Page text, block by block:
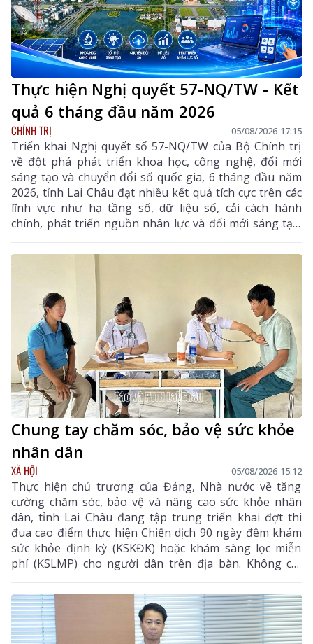
Thực hiện Nghị quyết 57-NQ/TW - Kết
quả 6 tháng đầu năm 2026
CHÍNH TRỊ 05/08/2026 17:15
Triển khai Nghị quyết số 57-NQ/TW của Bộ Chính trị
về đột phá phát triển khoa học, công nghệ, đổi mới
sáng tạo và chuyển đổi số quốc gia, 6 tháng đầu năm
2026, tỉnh Lai Châu đạt nhiều kết quả tích cực trên các
lĩnh vực như hạ tầng số, dữ liệu số, cải cách hành
chính, phát triển nguồn nhân lực và đổi mới sáng tạo.
Trong 6 tháng cuối năm, tỉnh tiếp tục tập trung thực
hiện các nhiệm vụ trọng tâm, tạo chuyển biến mạnh
mẽ trong phát triển khoa học, công nghệ, đổi mới
sáng tạo và chuyển đổi số.
Chung tay chăm sóc, bảo vệ sức khỏe
nhân dân
XÃ HỘI 05/08/2026 15:12
Thực hiện chủ trương của Đảng, Nhà nước về tăng
cường chăm sóc, bảo vệ và nâng cao sức khỏe nhân
dân, tỉnh Lai Châu đang tập trung triển khai đợt thi
đua cao điểm thực hiện Chiến dịch 90 ngày đêm khám
sức khỏe định kỳ (KSKĐK) hoặc khám sàng lọc miễn
phí (KSLMP) cho người dân trên địa bàn. Không chỉ
góp phần phát hiện sớm bệnh tật, nâng cao chất
lượng chăm sóc sức khỏe (CSSK) ban đầu, chương
trình còn lan tỏa tinh thần trách nhiệm, y đức và sự
tận tâm của đội ngũ cán bộ y tế, hướng tới mục tiêu
mọi người dân đều được tiếp cận dịch vụ y tế công